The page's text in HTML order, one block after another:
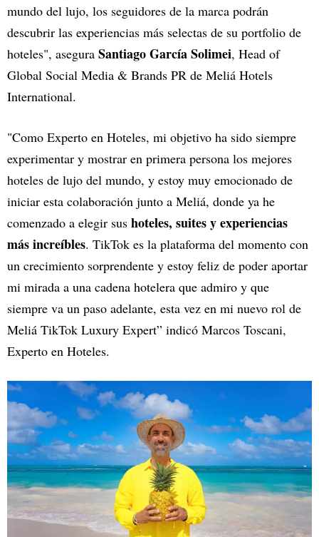
mundo del lujo, los seguidores de la marca podrán
descubrir las experiencias más selectas de su portfolio de
hoteles", asegura Santiago García Solimei, Head of
Global Social Media & Brands PR de Meliá Hotels
International.
"Como Experto en Hoteles, mi objetivo ha sido siempre
experimentar y mostrar en primera persona los mejores
hoteles de lujo del mundo, y estoy muy emocionado de
iniciar esta colaboración junto a Meliá, donde ya he
comenzado a elegir sus hoteles, suites y experiencias
más increíbles. TikTok es la plataforma del momento con
un crecimiento sorprendente y estoy feliz de poder aportar
mi mirada a una cadena hotelera que admiro y que
siempre va un paso adelante, esta vez en mi nuevo rol de
Meliá TikTok Luxury Expert” indicó Marcos Toscani,
Experto en Hoteles.